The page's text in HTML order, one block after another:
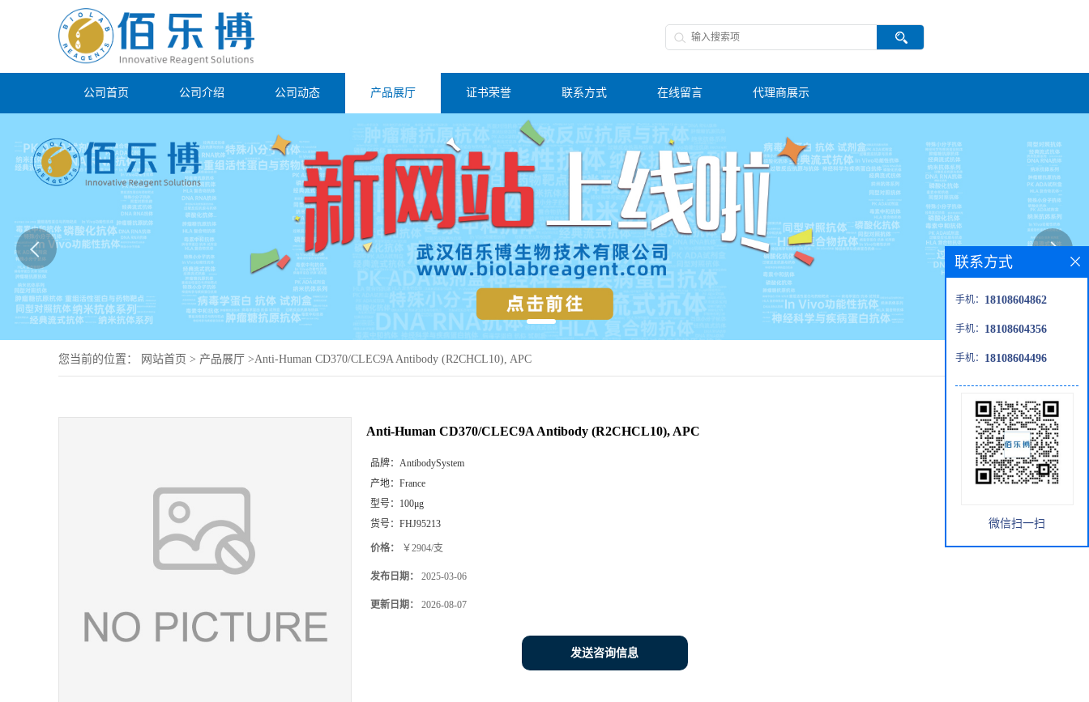
公司首页 公司介绍 公司动态 产品展厅 证书荣誉 联系方式 在线留言 代理商展示
您当前的位置： 网站首页 > 产品展厅 >Anti-Human CD370/CLEC9A Antibody (R2CHCL10), APC
Anti-Human CD370/CLEC9A Antibody (R2CHCL10), APC
品牌： AntibodySystem
产地： France
型号： 100μg
货号： FHJ95213
价格： ￥2904/支
发布日期： 2025-03-06
更新日期： 2026-08-07
发送咨询信息
联系方式
手机： 18108604862
手机： 18108604356
手机： 18108604496
微信扫一扫